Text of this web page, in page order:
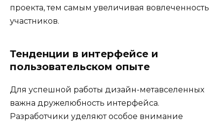
проекта, тем самым увеличивая вовлеченность
участников.
Тенденции в интерфейсе и
пользовательском опыте
Для успешной работы дизайн-метавселенных
важна дружелюбность интерфейса.
Разработчики уделяют особое внимание